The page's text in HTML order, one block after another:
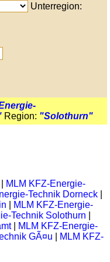
Unterregion:
Region: "Solothurn"
MLM KFZ-Energie-
Technik Dorneck
MLM KFZ-Energie-
Technik Solothurn
|
MLM KFZ-Energie-
GÃ¤u
MLM KFZ-